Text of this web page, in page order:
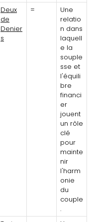
Deux
de
Denier
s
=
Une
relatio
n dans
laquell
e la
souple
sse et
l'équili
bre
financi
er
jouent
un rôle
clé
pour
mainte
nir
l'harm
onie
du
couple
.